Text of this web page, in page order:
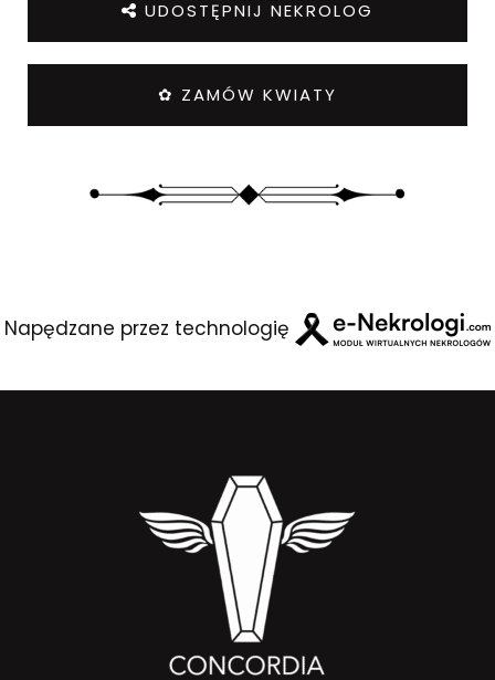
UDOSTĘPNIJ NEKROLOG
✿ ZAMÓW KWIATY
Napędzane przez technologię